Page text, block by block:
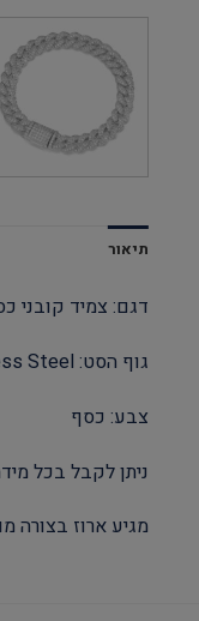
תיאור
דגם: צמיד קובני
גוף הסט: Stainless Steel
צבע: כסף
ניתן לקבל בכל
מגיע ארוז